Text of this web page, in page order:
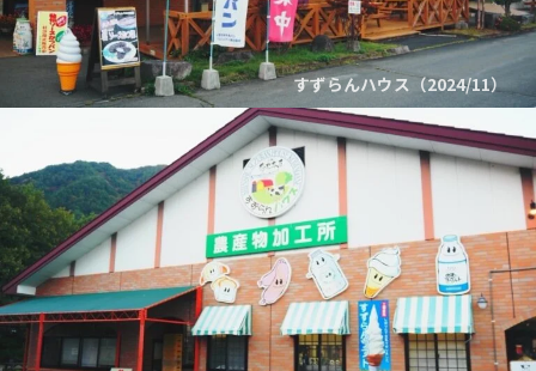
すずらんハウス（2024/11）